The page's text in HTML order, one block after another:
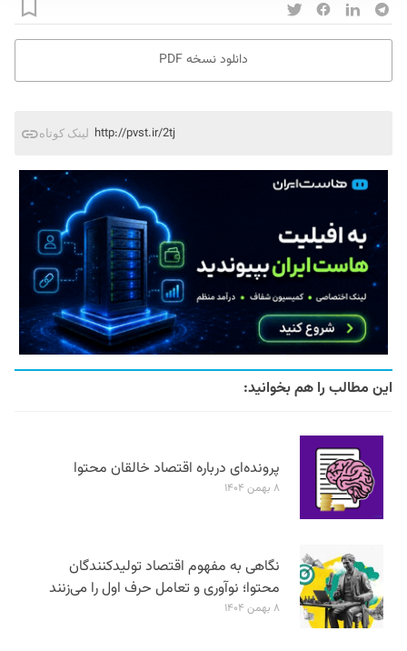
دانلود نسخه PDF
لینک کوتاه http://pvst.ir/2tj
این مطالب را هم بخوانید:
پرونده‌ای درباره اقتصاد خالقان محتوا
۸ بهمن ۱۴۰۴
نگاهی به مفهوم اقتصاد تولیدکنندگان
محتوا؛ نوآوری و تعامل حرف اول را می‌زنند
۸ بهمن ۱۴۰۴